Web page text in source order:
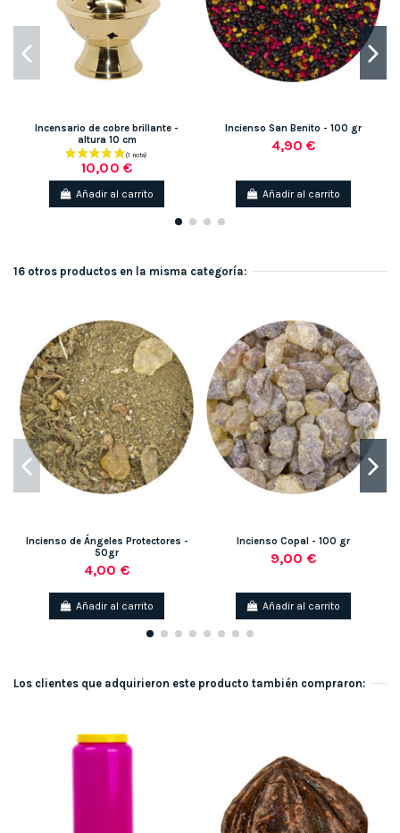
Incensario de cobre brillante -
altura 10 cm
10,00 €
Añadir al carrito
Incienso San Benito - 100 gr
4,90 €
Añadir al carrito
16 otros productos en la misma categoría:
Incienso de Ángeles Protectores -
50gr
4,00 €
Añadir al carrito
Incienso Copal - 100 gr
9,00 €
Añadir al carrito
Los clientes que adquirieron este producto también compraron: